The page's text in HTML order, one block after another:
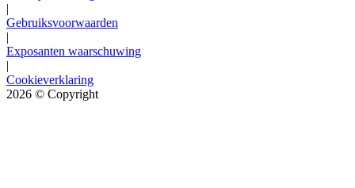
|
Gebruiksvoorwaarden
|
Exposanten waarschuwing
|
Cookieverklaring
2026 © Copyright